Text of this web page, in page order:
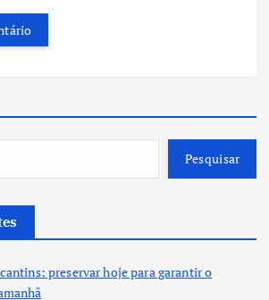
Pesquisar
preservar hoje para garantir o